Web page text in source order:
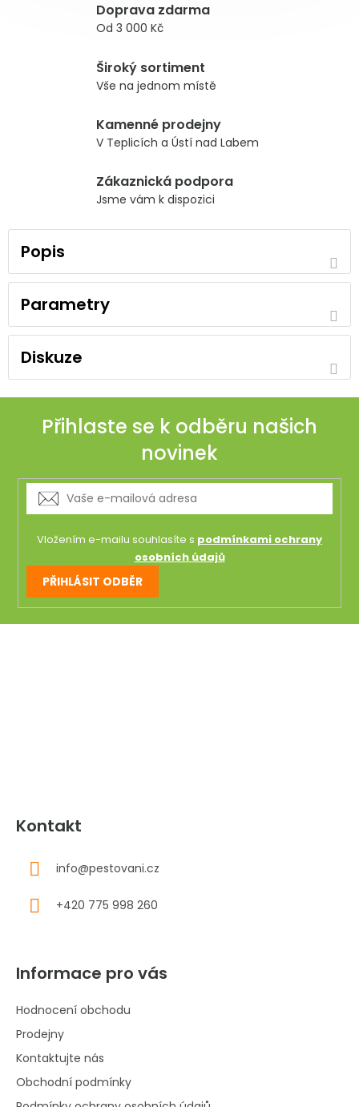
Doprava zdarma
Od 3 000 Kč
Široký sortiment
Vše na jednom místě
Kamenné prodejny
V Teplicích a Ústí nad Labem
Zákaznická podpora
Jsme vám k dispozici
Popis
Parametry
Diskuze
Přihlaste se k odběru našich
novinek
Vložením e-mailu souhlasíte s podmínkami ochrany
osobních údajů
PŘIHLÁSIT ODBĚR
Kontakt
info@pestovani.cz
+420 775 998 260
Informace pro vás
Hodnocení obchodu
Prodejny
Kontaktujte nás
Obchodní podmínky